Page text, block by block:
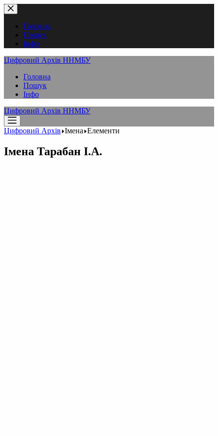
Перейти
до
вмістуГоловна
Пошук
Інфо
Цифровий Архів ННМБУ
Головна
Пошук
Інфо
Цифровий Архів ННМБУ
Цифровий Архів Імена Елементи
Імена Тарабан І.А.